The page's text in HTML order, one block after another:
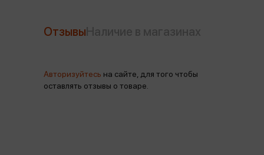
Отзывы
Авторизуйтесь на сайте, для того чтобы
оставлять отзывы о товаре.